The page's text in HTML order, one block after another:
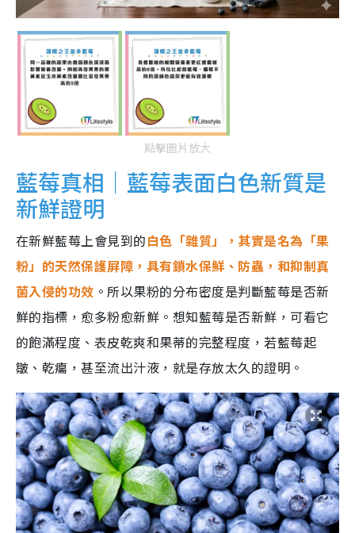
點擊圖片放大
藍莓真相｜藍莓表面白色新質是
新鮮證明
在新鮮藍莓上會見到的白色「雜質」，其實是名為「果
粉」的天然保護屏障，具有鎖水保鮮、防蟲，和抑制真
菌入侵的功效 。所以果粉的分布密度是判斷藍莓是否新
鮮的指標，愈多粉愈新鮮。想知藍莓是否新鮮，可看它
的飽滿程度、表皮乾爽和果蒂的完整程度，若藍莓起
皺、乾癟，甚至流出汁液，就是存放太久的證明。